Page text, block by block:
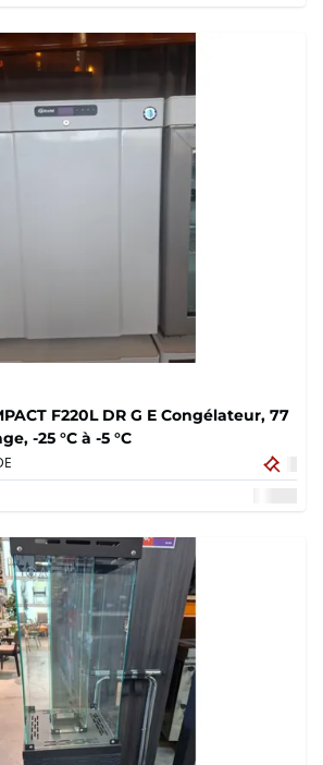
F220L DR G E Congélateur, 77
-25 °C à -5 °C